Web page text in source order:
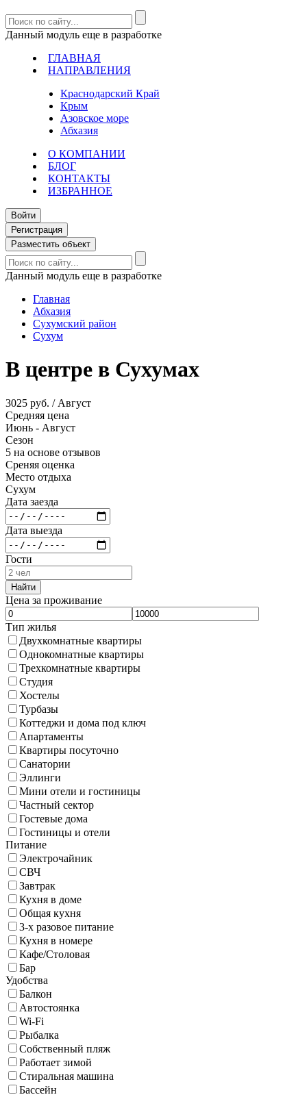
Данный модуль еще в разработке
ГЛАВНАЯ
НАПРАВЛЕНИЯ
Краснодарский Край
Крым
Азовское море
Абхазия
О КОМПАНИИ
БЛОГ
КОНТАКТЫ
ИЗБРАННОЕ
Войти
Регистрация
Разместить объект
Данный модуль еще в разработке
Главная
Абхазия
Сухумский район
Сухум
В центре в Сухумах
3025 руб. / Август
Средняя цена
Июнь - Август
Сезон
5 на основе отзывов
Среняя оценка
Место отдыха
Сухум
Дата заезда
Дата выезда
Гости
Найти
Цена за проживание
Тип жилья
Двухкомнатные квартиры
Однокомнатные квартиры
Трехкомнатные квартиры
Студия
Хостелы
Турбазы
Коттеджи и дома под ключ
Апартаменты
Квартиры посуточно
Санатории
Эллинги
Мини отели и гостиницы
Частный сектор
Гостевые дома
Гостиницы и отели
Питание
Электрочайник
СВЧ
Завтрак
Кухня в доме
Общая кухня
3-х разовое питание
Кухня в номере
Кафе/Столовая
Бар
Удобства
Балкон
Автостоянка
Wi-Fi
Рыбалка
Собственный пляж
Работает зимой
Стиральная машина
Бассейн